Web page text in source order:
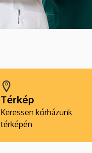
Térkép
Keressen kórházunk
térképén